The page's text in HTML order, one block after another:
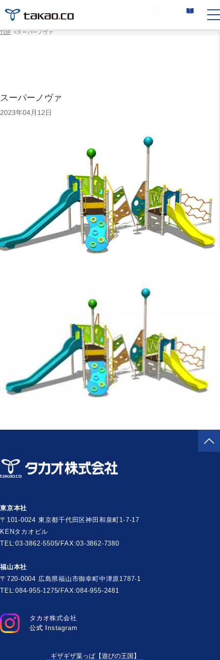
TOP >スーパーノヴァ
スーパーノヴァ
2023年04月12日
タカオ株式会社
公式 Instagram
東京本社
〒101-0024 東京都千代田区神田和泉町1-7-17
KENタカオビル
TEL:03-3862-5505/FAX:03-3862-7380
福山本社
〒720-0004 広島県福山市御幸町中津原1787-1
TEL:084-955-1275/FAX:084-955-2481
ギザギザ葉っぱ【遊びの王国】